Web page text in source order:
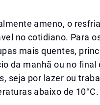
ameno, o
no cotidiano. Para
mais quentes,
da manhã ou no
seja por lazer ou
abaixo de 10°C.